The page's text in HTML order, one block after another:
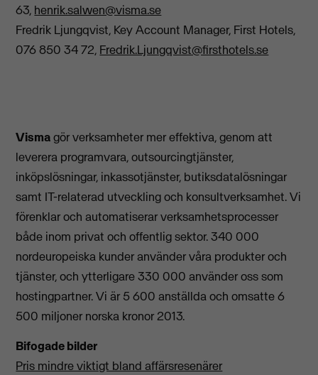
63, henrik.salwen@visma.se
Fredrik Ljungqvist, Key Account Manager, First Hotels,
076 850 34 72, Fredrik.Ljungqvist@firsthotels.se
Vismagör verksamheter mer effektiva, genom att
leverera programvara, outsourcingtjänster,
inköpslösningar, inkassotjänster, butiksdatalösningar
samt IT-relaterad utveckling och konsultverksamhet. Vi
förenklar och automatiserar verksamhetsprocesser
både inom privat och offentlig sektor. 340 000
nordeuropeiska kunder använder våra produkter och
tjänster, och ytterligare 330 000 använder oss som
hostingpartner. Vi är 5 600 anställda och omsatte 6
500 miljoner norska kronor 2013.
Bifogade bilder
Pris mindre viktigt bland affärsresenärer